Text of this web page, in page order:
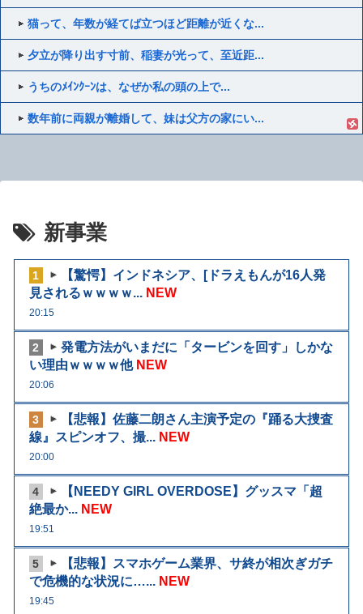
猫って、年数が経てば立つほど距離が近くな...
夕立が降り出す寸前、稲妻が光って、至近距...
うちのﾒｲﾝｸｰﾝは、なぜか私の頭の上で...
数年前に両親が離婚して、妹は父方の家にい...
新事業
1
【驚愕】インドネシア、[ドラえもんが16人発
見されるｗｗｗｗ... NEW
20:15
2
発電方法がいまだに「タービンを回す」しかな
い理由ｗｗｗｗ他 NEW
20:06
3
【悲報】佐藤二朗さん主演予定の『踊る大捜査
線』スピンオフ、撮... NEW
20:00
4
【NEEDY GIRL OVERDOSE】グッスマ「超
絶最か... NEW
19:51
5
【悲報】スマホゲーム業界、サ終が相次ぎガチ
で危機的な状況に…... NEW
19:45